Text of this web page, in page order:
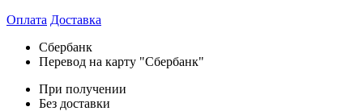
Оплата Доставка
Сбербанк
Перевод на карту "Сбербанк"
При получении
Без доставки